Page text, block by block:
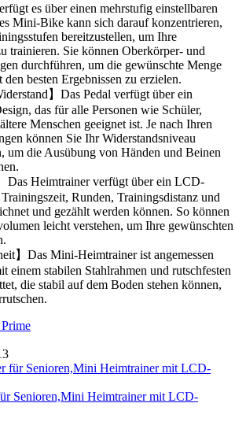
es über einen mehrstufig einstellbaren
Mini-Bike kann sich darauf konzentrieren,
bereitzustellen, um Ihre
trainieren. Sie können Oberkörper- und
durchführen, um die gewünschte Menge
besten Ergebnissen zu erzielen.
】Das Pedal verfügt über ein
das für alle Personen wie Schüler,
Menschen geeignet ist. Je nach Ihren
können Sie Ihr Widerstandsniveau
um die Ausübung von Händen und Beinen
Das Heimtrainer verfügt über ein LCD-
Runden, Trainingsdistanz und
und gezählt werden können. So können
leicht verstehen, um Ihre gewünschten
】Das Mini-Heimtrainer ist angemessen
einem stabilen Stahlrahmen und rutschfesten
die stabil auf dem Boden stehen können,
Senioren,Mini Heimtrainer mit LCD-